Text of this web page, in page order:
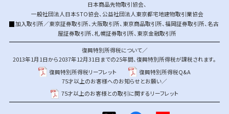
日本商品先物取引協会、
一般社団法人日本STO協会、公益社団法人東京都宅地建物取引業協会
加入取引所／東京証券取引所、大阪取引所、 東京商品取引所、福岡証券取引所、名古
屋証券取引所、札幌証券取引所、 東京金融取引所
復興特別所得税について／
2013年1月1日から2037年12月31日までの25年間、復興特別所得税が課税されます。
復興特別所得税リーフレット
復興特別所得税Q&A
75才以上のお客様へのお知らせとお願い／
75才以上のお客様との取引に関するリーフレット